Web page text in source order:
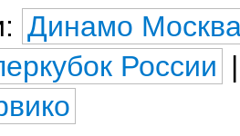
Динамо
России